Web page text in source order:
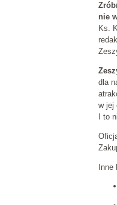
nie
Ks.
dla
w jej
I to
Inne